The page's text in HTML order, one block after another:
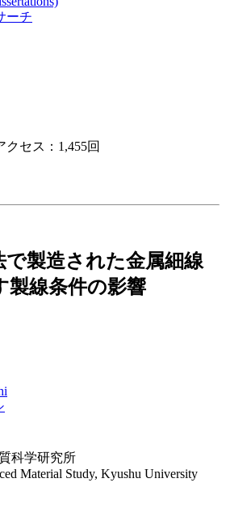
ーチ
クセス：1,455回
で製造された金属細線
製線条件の影響
科学研究所
Material Study, Kyushu University